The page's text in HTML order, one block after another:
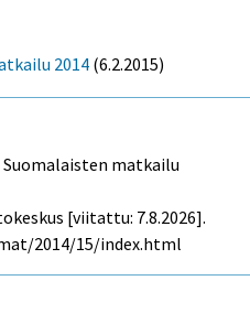
2014 (6.2.2015)
matkailu
[viitattu: 7.8.2026].
2014/15/index.html